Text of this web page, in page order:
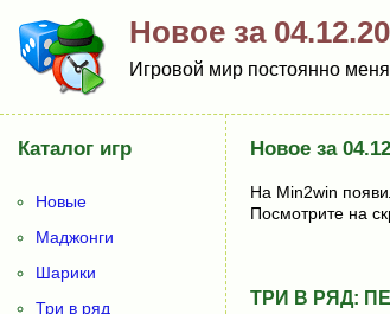
Новое за
Игровой мир постоянно
Новое за
На Min2win
Посмотрите на
ТРИ В РЯД:
Каталог игр
Новые
Маджонги
Шарики
Три в ряд